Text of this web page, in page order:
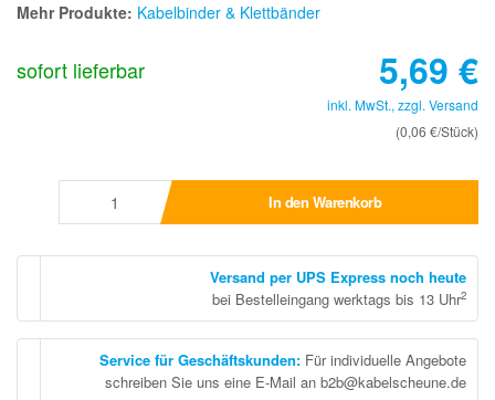
Mehr Produkte: Kabelbinder & Klettbänder
sofort lieferbar 5,69 €
inkl. MwSt., zzgl. Versand
(0,06 €/Stück)
In den Warenkorb
Versand per UPS Express noch heute
bei Bestelleingang werktags bis 13 Uhr2
Service für Geschäftskunden: Für individuelle Angebote
schreiben Sie uns eine E-Mail an b2b@kabelscheune.de